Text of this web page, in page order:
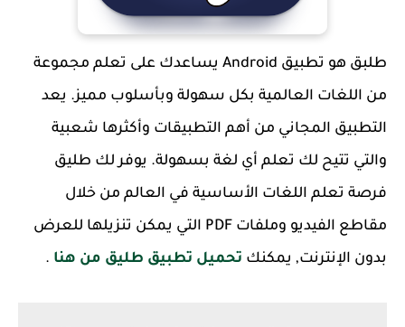
طلبق هو تطبيق Android يساعدك على تعلم مجموعة
من اللغات العالمية بكل سهولة وبأسلوب مميز. يعد
التطبيق المجاني من أهم التطبيقات وأكثرها شعبية
والتي تتيح لك تعلم أي لغة بسهولة. يوفر لك طليق
فرصة تعلم اللغات الأساسية في العالم من خلال
مقاطع الفيديو وملفات PDF التي يمكن تنزيلها للعرض
بدون الإنترنت, يمكنك تحميل تطبيق طليق من هنا .